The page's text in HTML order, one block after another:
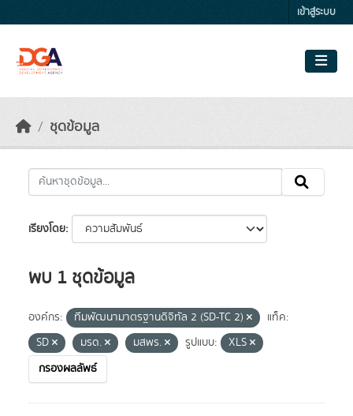
เข้าสู่ระบบ
ชุดข้อมูล
เรียงโดย
พบ 1 ชุดข้อมูล
องค์กร: ทีมพัฒนามาตรฐานดิจิทัล 2 (SD-TC 2)
แท็ค:
SD
มรด. มสพร. รูปแบบ:
XLS
กรองผลลัพธ์